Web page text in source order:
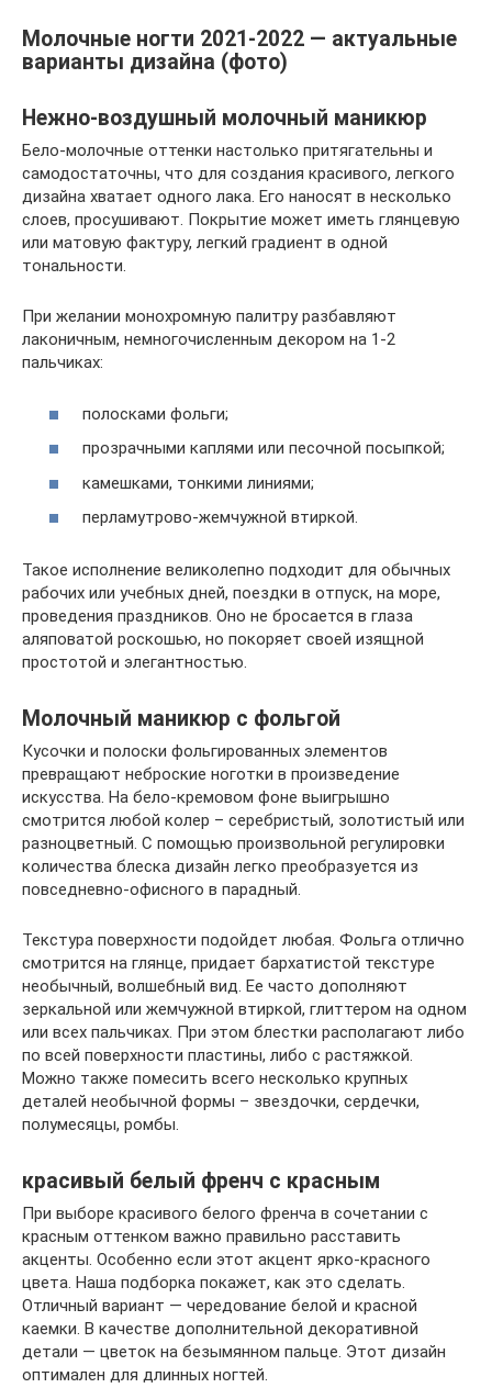
Молочные ногти 2021-2022 — актуальные
варианты дизайна (фото)
Нежно-воздушный молочный маникюр
Бело-молочные оттенки настолько притягательны и
самодостаточны, что для создания красивого, легкого
дизайна хватает одного лака. Его наносят в несколько
слоев, просушивают. Покрытие может иметь глянцевую
или матовую фактуру, легкий градиент в одной
тональности.
При желании монохромную палитру разбавляют
лаконичным, немногочисленным декором на 1-2
пальчиках:
полосками фольги;
прозрачными каплями или песочной посыпкой;
камешками, тонкими линиями;
перламутрово-жемчужной втиркой.
Такое исполнение великолепно подходит для обычных
рабочих или учебных дней, поездки в отпуск, на море,
проведения праздников. Оно не бросается в глаза
аляповатой роскошью, но покоряет своей изящной
простотой и элегантностью.
Молочный маникюр с фольгой
Кусочки и полоски фольгированных элементов
превращают неброские ноготки в произведение
искусства. На бело-кремовом фоне выигрышно
смотрится любой колер – серебристый, золотистый или
разноцветный. С помощью произвольной регулировки
количества блеска дизайн легко преобразуется из
повседневно-офисного в парадный.
Текстура поверхности подойдет любая. Фольга отлично
смотрится на глянце, придает бархатистой текстуре
необычный, волшебный вид. Ее часто дополняют
зеркальной или жемчужной втиркой, глиттером на одном
или всех пальчиках. При этом блестки располагают либо
по всей поверхности пластины, либо с растяжкой.
Можно также помесить всего несколько крупных
деталей необычной формы – звездочки, сердечки,
полумесяцы, ромбы.
красивый белый френч с красным
При выборе красивого белого френча в сочетании с
красным оттенком важно правильно расставить
акценты. Особенно если этот акцент ярко-красного
цвета. Наша подборка покажет, как это сделать.
Отличный вариант — чередование белой и красной
каемки. В качестве дополнительной декоративной
детали — цветок на безымянном пальце. Этот дизайн
оптимален для длинных ногтей.